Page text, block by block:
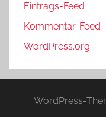
Eintrags-Feed
Kommentar-Feed
WordPress.org
WordPress-